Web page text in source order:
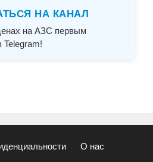
НА КАНАЛ
на АЗС первым
Telegram!
О нас